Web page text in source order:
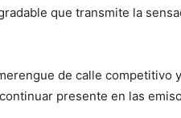
que transmite la
de calle competitivo
presente en las